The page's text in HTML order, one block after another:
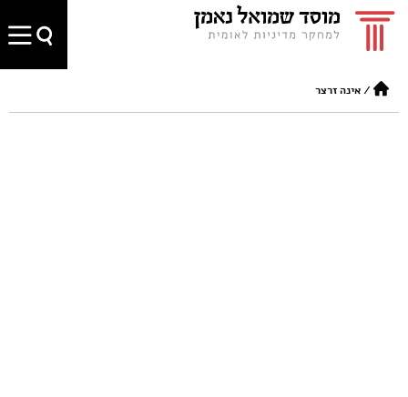
/אינה זרצר